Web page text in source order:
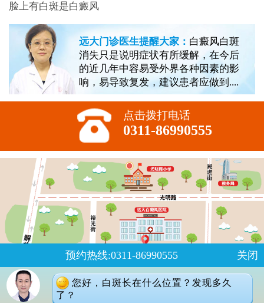
脸上有白斑是白癜风
远大门诊医生提醒大家： 白癜风白斑
消失只是说明症状有所缓解，在今后
的近几年中容易受外界各种因素的影
响，易导致复发，建议患者应做到....
点击拨打电话
0311-86990555
预约热线:0311-86990555 关闭
您好，白斑长在什么位置？发现多久
了？